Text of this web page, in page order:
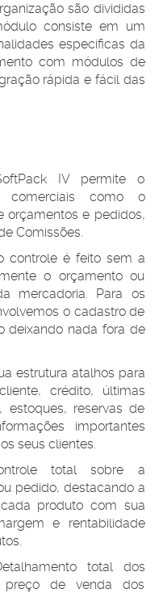
são divididas
consiste em um
especificas da
com módulos de
rápida e fácil das
IV permite o
comerciais como o
orçamentos e pedidos,
Comissões.
controle é feito sem a
o orçamento ou
mercadoria. Para os
o cadastro de
deixando nada fora de
estrutura atalhos para
crédito, últimas
estoques, reservas de
importantes
seus clientes.
total sobre a
pedido, destacando a
produto com sua
e rentabilidade
total dos
de venda dos